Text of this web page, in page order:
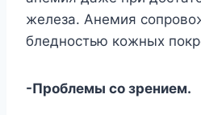
железа. Анемия
бледностью кожных
-Проблемы со зрением.